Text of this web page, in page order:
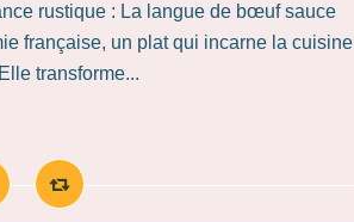
rustique : La langue de bœuf sauce
française, un plat qui incarne la cuisine
transforme...